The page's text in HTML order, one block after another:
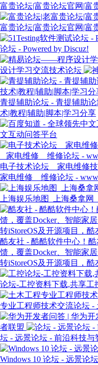
富贵论坛|富贵论坛官网|富
富贵论坛|富贵论坛官网|富
论坛 - Powered by Discuz!
设计学习交流技术论坛
青提辅助论坛 - 青提辅助
术|教程|辅助|脚本|学习分享
文互动问答平台
电子技术论坛 _ 家电维修
家电维修 _ 维修论坛 -
上海娱乐地图_上海桑拿网
酷友社 - 酷酷软件中心！
馈，覆盖Docker、智能家
转iStoreOS及开源项目，
论坛-工控资料下载,共享工
专业工程师技术交流论坛 -
者联盟
坛 - 远景论坛 - 前沿科技
Windows 10 论坛 - 远景论